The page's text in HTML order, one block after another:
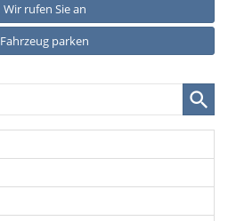
„York“
der
Felgen
Lager-
Wir rufen Sie an
Fahrzeug parken